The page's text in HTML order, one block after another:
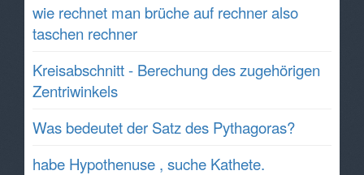
wie rechnet man brüche auf rechner also
taschen rechner
Kreisabschnitt - Berechung des zugehörigen
Zentriwinkels
Was bedeutet der Satz des Pythagoras?
habe Hypothenuse , suche Kathete.